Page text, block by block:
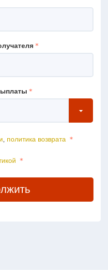
политика возврата